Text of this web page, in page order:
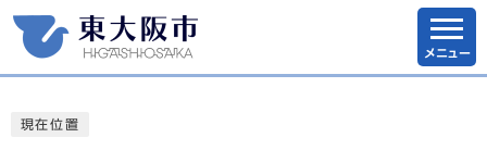
メニュー
現在位置